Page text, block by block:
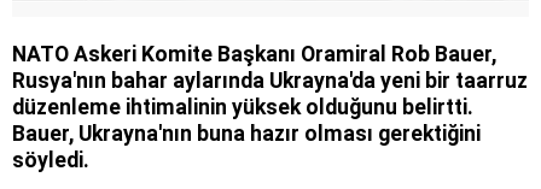
NATO Askeri Komite Başkanı Oramiral Rob Bauer,
Rusya'nın bahar aylarında Ukrayna'da yeni bir taarruz
düzenleme ihtimalinin yüksek olduğunu belirtti.
Bauer, Ukrayna'nın buna hazır olması gerektiğini
söyledi.